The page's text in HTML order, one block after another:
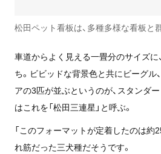
松田ペット看板は、多種多様な看板と
車道からよく見える一畳分のサイズに
ち。ビビッドな背景色と共にビーグル
アの3匹が並ぶというのが、スタンダ
はこれを「松田三連星」と呼ぶ。
「このフォーマットが定着したのは約
れ筋だった三犬種だそうです。